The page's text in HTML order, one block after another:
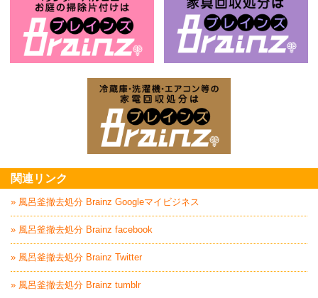
関連リンク
» 風呂釜撤去処分 Brainz Googleマイビジネス
» 風呂釜撤去処分 Brainz facebook
» 風呂釜撤去処分 Brainz Twitter
» 風呂釜撤去処分 Brainz tumblr